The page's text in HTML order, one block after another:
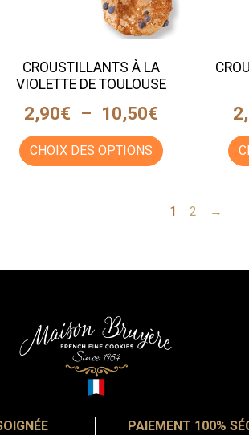
CROUSTILLANTS À LA
VIOLETTE DE TOULOUSE
2,90€ – 10,50€
CHOIX DES OPTIONS
1 2 →
PAIEMENT 100%